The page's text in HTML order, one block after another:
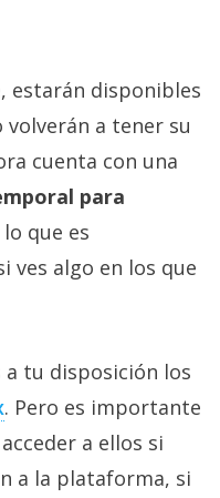
estarán disponibles
volverán a tener su
cuenta con una
para
lo que es
ves algo en los que
tu disposición los
. Pero es importante
a ellos si
a la plataforma, si